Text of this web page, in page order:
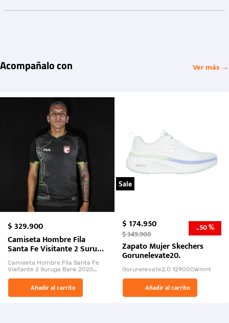
Acompañalo con Ver más →
$329.900
Camiseta Hombre Fila
Santa Fe Visitante 2 Suruga
Bank 2026
Camiseta Hombre Fila Santa Fe
Visitante 2 Suruga Bank 2026
El Rugido del Sol Naciente:
“Primeros para la Et...
Añadir al carrito
Sale
$174.950
$349.900 -50 %
Zapato Mujer Skechers
Gorunelevate20.
Gorunelevate2.0 129000Wmnt
Añadir al carrito